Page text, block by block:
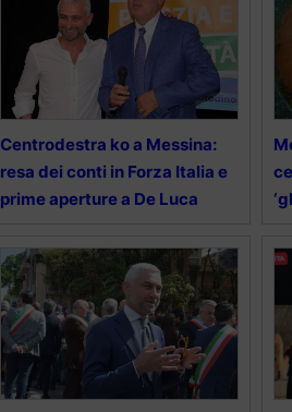
Centrodestra ko a Messina:
resa dei conti in Forza Italia e
prime aperture a De Luca